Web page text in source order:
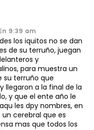
9:39 am
los iquitos no se dan
de su terruño, juegan
y
para muestra un
su terruño que
llegaron a la final de la
y que el ente año le
les dpy nombres, en
cerebral que es
mas que todos los